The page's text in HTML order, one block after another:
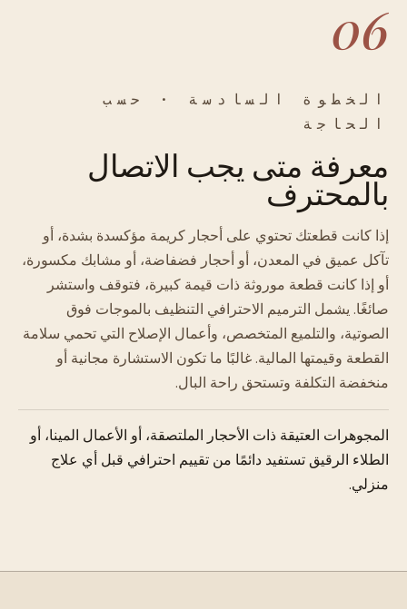
06
الخطوة السادسة · حسب
الحاجة
معرفة متى يجب الاتصال
بالمحترف
إذا كانت قطعتك تحتوي على أحجار كريمة مؤكسدة بشدة، أو
تآكل عميق في المعدن، أو أحجار فضفاضة، أو مشابك مكسورة،
أو إذا كانت قطعة موروثة ذات قيمة كبيرة، فتوقف واستشر
صائغًا. يشمل الترميم الاحترافي التنظيف بالموجات فوق
الصوتية، والتلميع المتخصص، وأعمال الإصلاح التي تحمي سلامة
القطعة وقيمتها المالية. غالبًا ما تكون الاستشارة مجانية أو
منخفضة التكلفة وتستحق راحة البال.
المجوهرات العتيقة ذات الأحجار الملتصقة، أو الأعمال المينا، أو
الطلاء الرقيق تستفيد دائمًا من تقييم احترافي قبل أي علاج
منزلي.